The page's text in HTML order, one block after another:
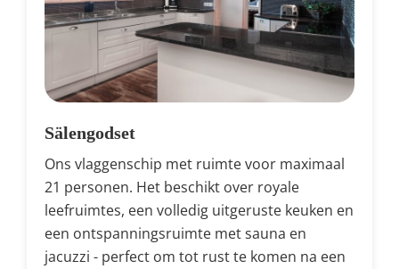
Sälengodset
Ons vlaggenschip met ruimte voor maximaal
21 personen. Het beschikt over royale
leefruimtes, een volledig uitgeruste keuken en
een ontspanningsruimte met sauna en
jacuzzi - perfect om tot rust te komen na een